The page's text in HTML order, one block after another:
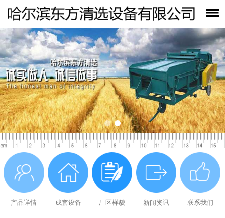
产品详情 成套设备 厂区样貌 新闻资讯 联系我们